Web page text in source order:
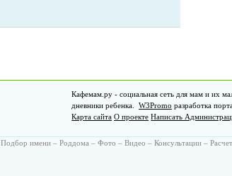
Кафемам.ру - социальная сеть для мам и их
дневники ребенка.W3Promo разработка
Карта сайта О проекте Написать
Подбор имени – Роддома – Фото – Видео – Консультации –